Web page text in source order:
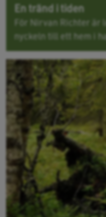
En tränd i tiden
För Nirvan Richter är
nyckeln till ett hem i